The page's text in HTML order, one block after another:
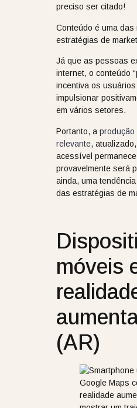
preciso ser citado!
Conteúdo é uma das
estratégias de
Já que as pessoas
internet, o conteúdo
incentiva os
impulsionar
em vários setores.
Portanto, a produção
relevante,
acessível
provavelmente será
ainda, uma
das estratégias de
móveis
(AR)